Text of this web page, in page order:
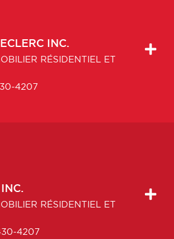
INC.
RÉSIDENTIEL ET
4207
RÉSIDENTIEL ET
4207